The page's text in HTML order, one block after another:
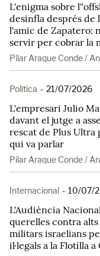
L'enigma sobre
desinfla després de
l'amic de Zapatero:
servir per cobrar la
Pilar Araque Conde /
Política - 21/07/2026
L'empresari Julio
davant el jutge a
rescat de Plus Ultra
qui va parlar
Pilar Araque Conde /
Internacional - 10/07/
L'Audiència
querelles contra
militars israelians
il·legals a la Flotilla a